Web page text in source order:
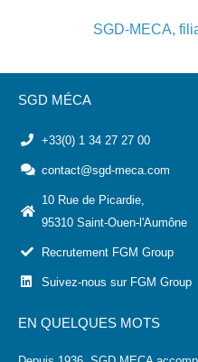
SGD-MECA,
SGD MÉCA
+33(0) 1 34 27 27 00
contact@sgd-meca.com
10 Rue de Picardie,
95310 Saint-Ouen-l'Aumône
Recrutement FGM Group
Suivez-nous sur FGM Group
EN QUELQUES MOTS